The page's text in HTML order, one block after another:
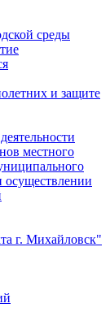
среды
и защите
местного
осуществлении
г. Михайловск"